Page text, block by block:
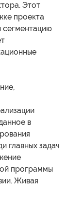
Этот
проекта
сегментацию
в
главных задач
программы
Живая